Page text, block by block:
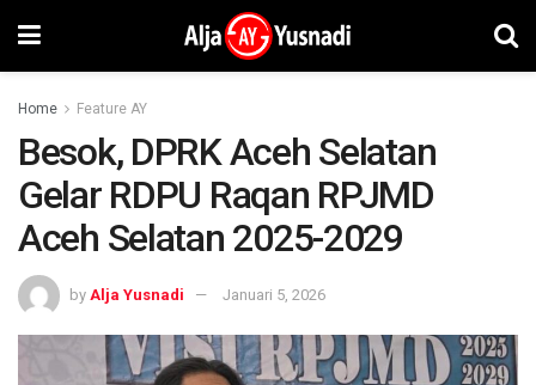
Home Feature AY
Besok, DPRK Aceh Selatan
Gelar RDPU Raqan RPJMD
Aceh Selatan 2025-2029
by Alja Yusnadi Januari 5, 2026